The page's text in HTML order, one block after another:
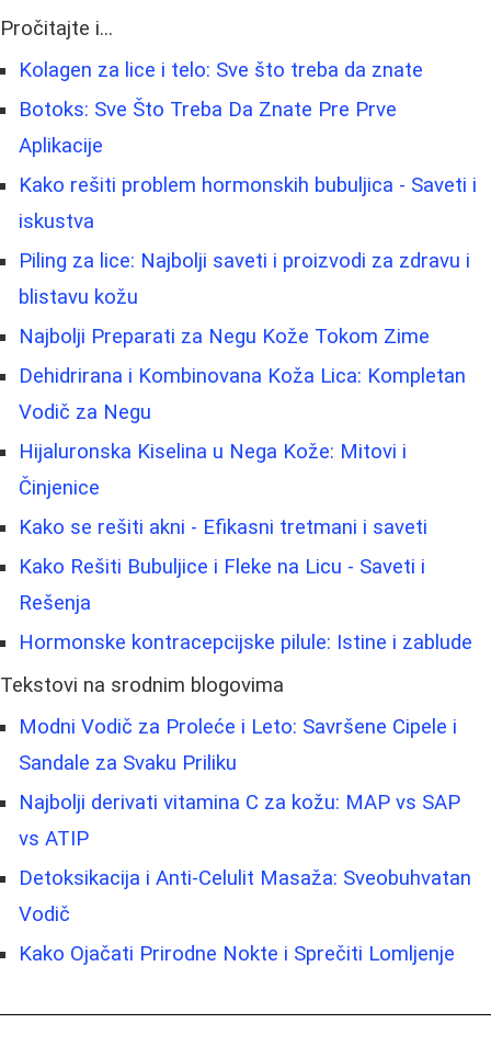
Pročitajte i...
Kolagen za lice i telo: Sve što treba da znate
Botoks: Sve Što Treba Da Znate Pre Prve
Aplikacije
Kako rešiti problem hormonskih bubuljica - Saveti i
iskustva
Piling za lice: Najbolji saveti i proizvodi za zdravu i
blistavu kožu
Najbolji Preparati za Negu Kože Tokom Zime
Dehidrirana i Kombinovana Koža Lica: Kompletan
Vodič za Negu
Hijaluronska Kiselina u Nega Kože: Mitovi i
Činjenice
Kako se rešiti akni - Efikasni tretmani i saveti
Kako Rešiti Bubuljice i Fleke na Licu - Saveti i
Rešenja
Hormonske kontracepcijske pilule: Istine i zablude
Tekstovi na srodnim blogovima
Modni Vodič za Proleće i Leto: Savršene Cipele i
Sandale za Svaku Priliku
Najbolji derivati vitamina C za kožu: MAP vs SAP
vs ATIP
Detoksikacija i Anti-Celulit Masaža: Sveobuhvatan
Vodič
Kako Ojačati Prirodne Nokte i Sprečiti Lomljenje